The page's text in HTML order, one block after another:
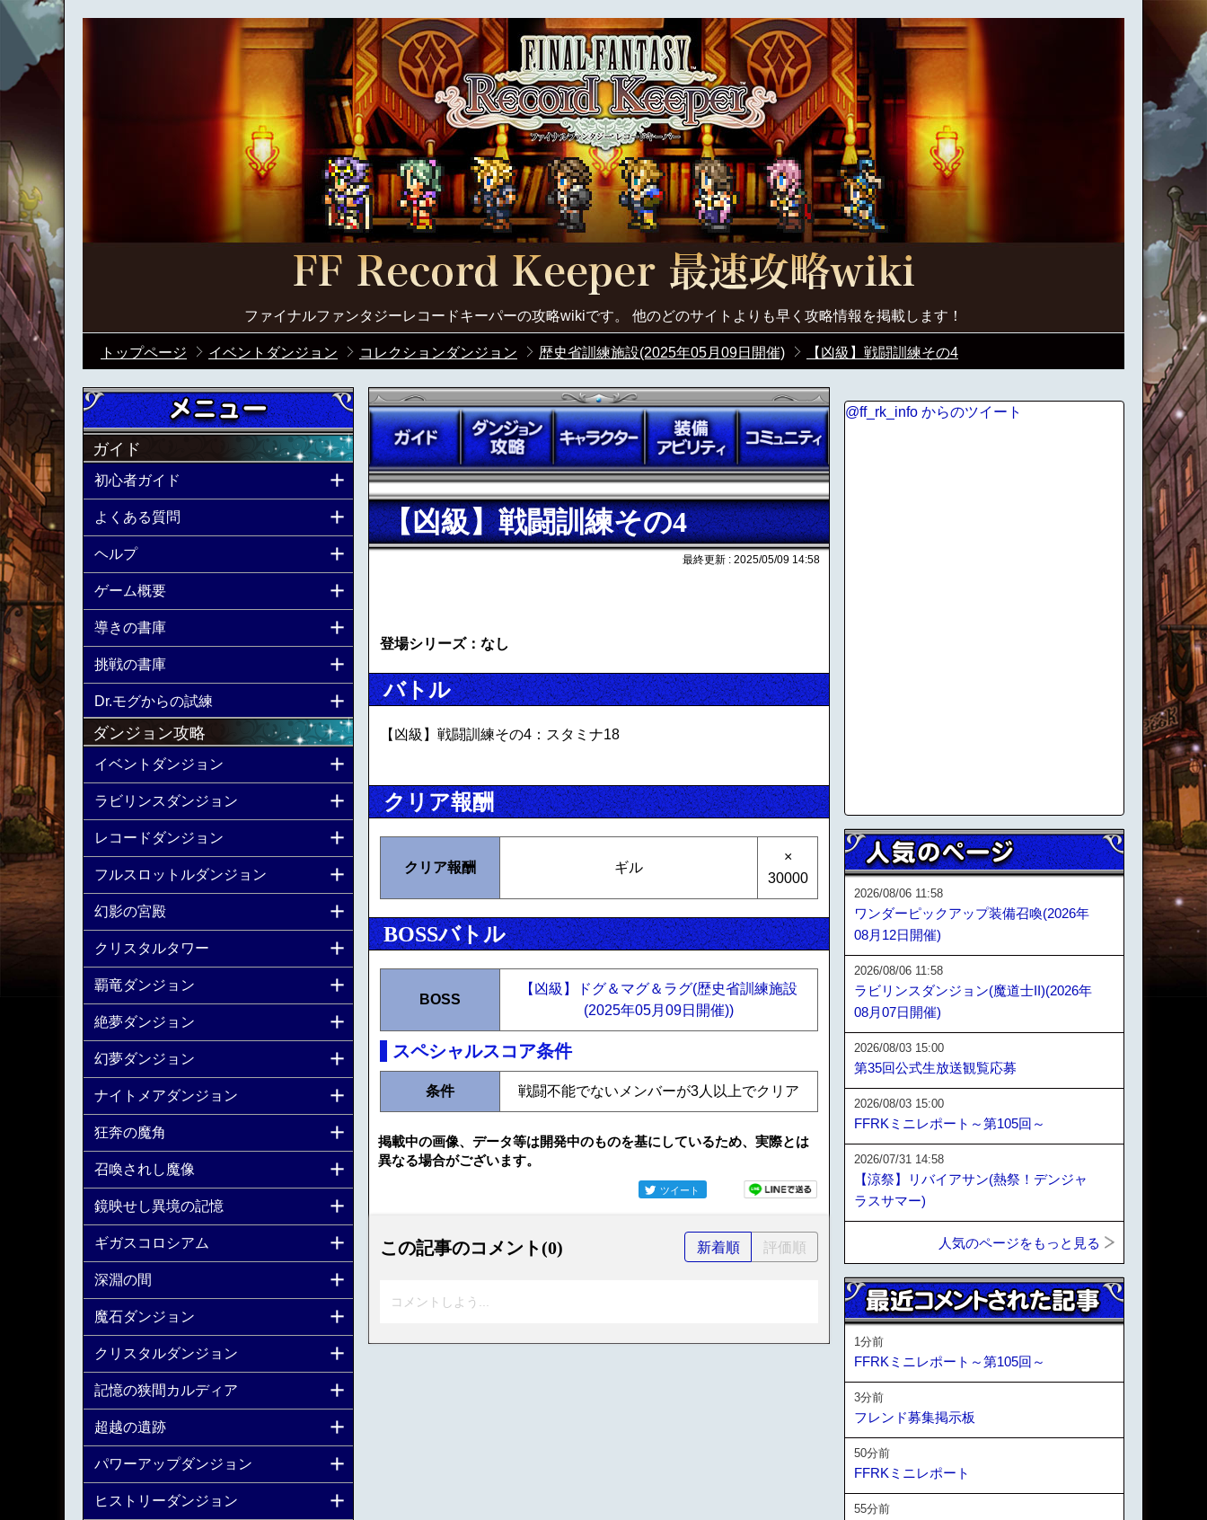
ファイナルファンタジーレコードキーパーの攻略wikiです。 他のどのサイトよりも早く攻略情報を掲載します！
トップページ イベントダンジョン コレクションダンジョン 歴史省訓練施設(2025年05月09日開催) 【凶級】戦闘訓練その4
【凶級】戦闘訓練その4
最終更新 : 2025/05/09 14:58
登場シリーズ：なし
バトル
【凶級】戦闘訓練その4：スタミナ18
クリア報酬
クリア報酬 ギル
×
30000
BOSSバトル
BOSS
【凶級】ドグ＆マグ＆ラグ(歴史省訓練施設
(2025年05月09日開催))
スペシャルスコア条件
条件 戦闘不能でないメンバーが3人以上でクリア
掲載中の画像、データ等は開発中のものを基にしているため、実際とは
異なる場合がございます。
ツイート
この記事のコメント(0) 新着順 評価順
コメントしよう...
ガイド
初心者ガイド
よくある質問
ヘルプ
ゲーム概要
導きの書庫
挑戦の書庫
Dr.モグからの試練
ダンジョン攻略
イベントダンジョン
ラビリンスダンジョン
レコードダンジョン
フルスロットルダンジョン
幻影の宮殿
クリスタルタワー
覇竜ダンジョン
絶夢ダンジョン
幻夢ダンジョン
ナイトメアダンジョン
狂奔の魔角
召喚されし魔像
鏡映せし異境の記憶
ギガスコロシアム
深淵の間
魔石ダンジョン
クリスタルダンジョン
記憶の狭間カルディア
超越の遺跡
パワーアップダンジョン
ヒストリーダンジョン
@ff_rk_info からのツイート
2026/08/06 11:58
ワンダーピックアップ装備召喚(2026年
08月12日開催)
2026/08/06 11:58
ラビリンスダンジョン(魔道士II)(2026年
08月07日開催)
2026/08/03 15:00
第35回公式生放送観覧応募
2026/08/03 15:00
FFRKミニレポート～第105回～
2026/07/31 14:58
【涼祭】リバイアサン(熱祭！デンジャ
ラスサマー)
人気のページをもっと見る
1分前
FFRKミニレポート～第105回～
3分前
フレンド募集掲示板
50分前
FFRKミニレポート
55分前